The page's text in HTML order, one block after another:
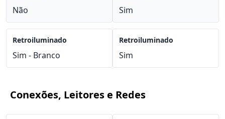
Não
Retroiluminado
Sim - Branco
Sim
Retroiluminado
Sim
Conexões, Leitores e Redes